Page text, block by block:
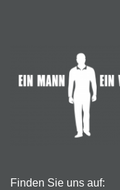
Finden Sie uns auf: